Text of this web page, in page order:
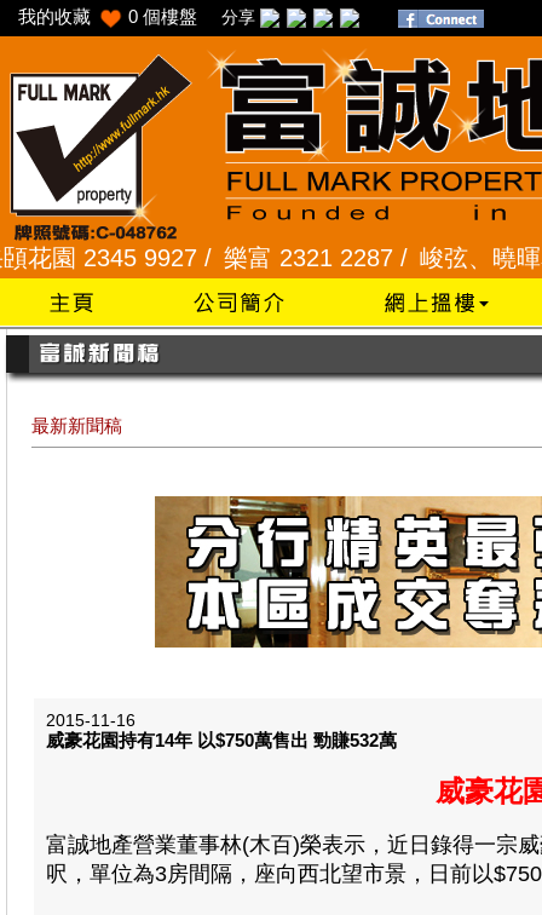
我的收藏 0 個樓盤 分享
2345 9927 / 樂富 2321 2287 / 峻弦、曉暉花園
最新新聞稿
2015-11-16
威豪花園持有14年 以$750萬售出 勁賺532萬
威豪花
富誠地產營業董事林(木百)榮表示，近日錄得一宗
呎，單位為3房間隔，座向西北望市景，日前以